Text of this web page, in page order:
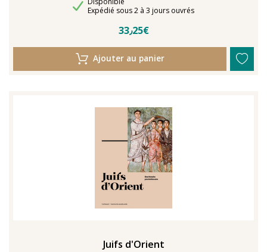
Délais de livraison
Expédié sous 2 à 3 jours ouvrés
33٫25€
Ajouter au panier
Juifs d'Orient